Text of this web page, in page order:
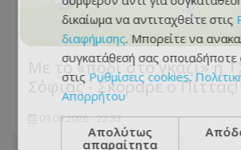
Με το «πόδι στο γκάζι» η
Σόφιας - Σκόραρε ο Πίττας!
09.08.2026 - 23:33
δικαίωμα να αντιταχθείτε στις
διαφήμισης. Μπορείτε να
συγκατάθεσή σας οποιαδήποτε
στις Ρυθμίσεις cookies.
Απορρήτου
Απολύτως
απαραίτητα